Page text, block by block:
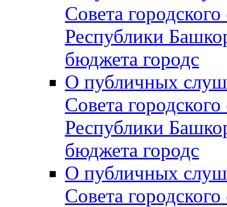
Совета
Республики
бюджета городс
О публичных
Совета
Республики
бюджета городс
О публичных
Совета